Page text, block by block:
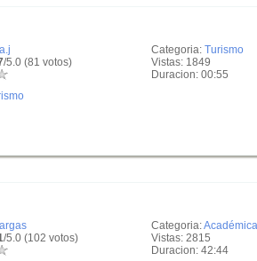
Categoria: Turismo
Vistas: 1849
Duracion: 00:55
/5.0 (81 votos)
Categoria:Académica
Vistas: 2815
Duracion: 42:44
/5.0 (102 votos)